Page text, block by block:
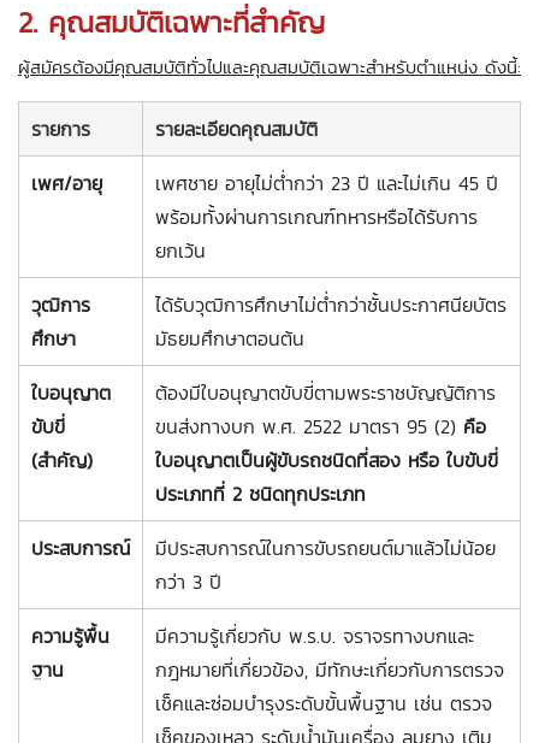
2. คุณสมบัติเฉพาะที่สำคัญ
ผู้สมัครต้องมีคุณสมบัติทั่วไปและคุณสมบัติเฉพาะสำหรับตำแหน่ง ดังนี้:
รายการ
รายละเอียดคุณสมบัติ
เพศ/อายุ
เพศชาย อายุไม่ต่ำกว่า 23 ปี และไม่เกิน 45 ปี
พร้อมทั้งผ่านการเกณฑ์ทหารหรือได้รับการ
ยกเว้น
วุฒิการ
ศึกษา
ได้รับวุฒิการศึกษาไม่ต่ำกว่าชั้นประกาศนียบัตร
มัธยมศึกษาตอนต้น
ใบอนุญาต
ขับขี่
(สำคัญ)
ต้องมีใบอนุญาตขับขี่ตามพระราชบัญญัติการ
ขนส่งทางบก พ.ศ. 2522 มาตรา 95 (2) คือ
ใบอนุญาตเป็นผู้ขับรถชนิดที่สอง หรือ ใบขับขี่
ประเภทที่ 2 ชนิดทุกประเภท
ประสบการณ์
มีประสบการณ์ในการขับรถยนต์มาแล้วไม่น้อย
กว่า 3 ปี
ความรู้พื้น
ฐาน
มีความรู้เกี่ยวกับ พ.ร.บ. จราจรทางบกและ
กฎหมายที่เกี่ยวข้อง, มีทักษะเกี่ยวกับการตรวจ
เช็คและซ่อมบำรุงระดับขั้นพื้นฐาน เช่น ตรวจ